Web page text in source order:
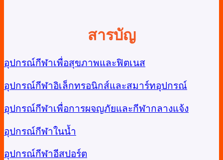
สารบัญ
อุปกรณ์กีฬาเพื่อสุขภาพและฟิตเนส
อุปกรณ์กีฬาอิเล็กทรอนิกส์และสมาร์ทอุปกรณ์
อุปกรณ์กีฬาเพื่อการผจญภัยและกีฬากลางแจ้ง
อุปกรณ์กีฬาในน้ำ
อุปกรณ์กีฬาอีสปอร์ต